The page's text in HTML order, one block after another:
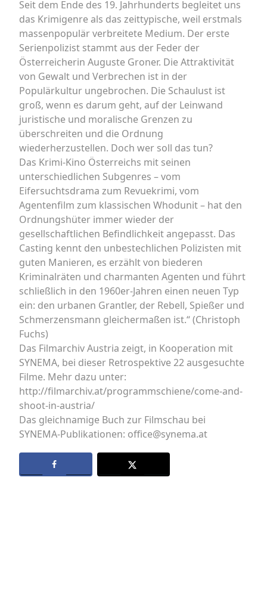
Seit dem Ende des 19. Jahrhunderts begleitet uns
das Krimigenre als das zeittypische, weil erstmals
massenpopulär verbreitete Medium. Der erste
Serienpolizist stammt aus der Feder der
Österreicherin Auguste Groner. Die Attraktivität
von Gewalt und Verbrechen ist in der
Populärkultur ungebrochen. Die Schaulust ist
groß, wenn es darum geht, auf der Leinwand
juristische und moralische Grenzen zu
überschreiten und die Ordnung
wiederherzustellen. Doch wer soll das tun?
Das Krimi-Kino Österreichs mit seinen
unterschiedlichen Subgenres – vom
Eifersuchtsdrama zum Revuekrimi, vom
Agentenfilm zum klassischen Whodunit – hat den
Ordnungshüter immer wieder der
gesellschaftlichen Befindlichkeit angepasst. Das
Casting kennt den unbestechlichen Polizisten mit
guten Manieren, es erzählt von biederen
Kriminalräten und charmanten Agenten und führt
schließlich in den 1960er-Jahren einen neuen Typ
ein: den urbanen Grantler, der Rebell, Spießer und
Schmerzensmann gleichermaßen ist.“ (Christoph
Fuchs)
Das Filmarchiv Austria zeigt, in Kooperation mit
SYNEMA, bei dieser Retrospektive 22 ausgesuchte
Filme. Mehr dazu unter:
http://filmarchiv.at/programmschiene/come-and-
shoot-in-austria/
Das gleichnamige Buch zur Filmschau bei
SYNEMA-Publikationen: office@synema.at